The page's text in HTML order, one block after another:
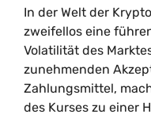
In der Welt der
zweifellos eine
Volatilität des
zunehmenden
Zahlungsmittel,
des Kurses zu einer